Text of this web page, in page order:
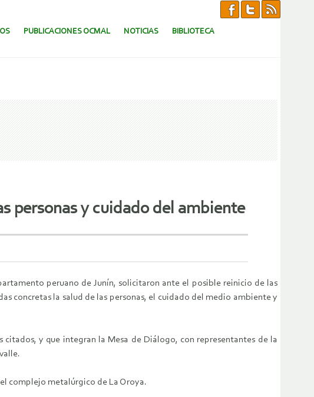
PUBLICACIONES OCMAL NOTICIAS BIBLIOTECA
personas y cuidado del ambiente
peruano de Junín, solicitaron ante el posible reinicio de las
concretas la salud de las personas, el cuidado del medio ambiente y
y que integran la Mesa de Diálogo, con representantes de la
complejo metalúrgico de La Oroya.